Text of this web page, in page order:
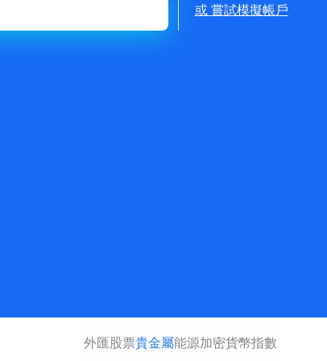
或 嘗試模擬帳戶
外匯 股票貴金屬能源加密貨幣指數